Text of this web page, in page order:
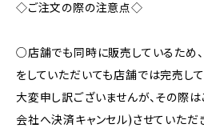
◇ご注文の際の注意点◇
○店舗でも同時に販売しているため
をしていただいても店舗では完売し
大変申し訳ございませんが、その際
会社へ決済キャンセル)させていただ